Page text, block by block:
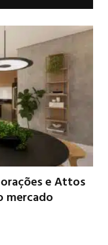
e Attos
mercado